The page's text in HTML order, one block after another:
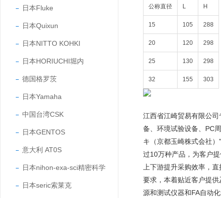
日本Fluke
日本Quixun
日本NITTO KOHKI
日本HORIUCHI堀内
德国格罗茨
日本Yamaha
中国台湾CSK
日本GENTOS
意大利 AT0S
日本nihon-exa-sci精密科学
日本seric索莱克
公称直径 L H
15 105 288
20 120 298
25 130 298
32 155 303
江西省江崎贸易有限公
备、环境试验设备、PC
キ（京都玉崎株式会社
过10万种产品，为客户
上下游提升采购效率，
要求，本着贴近客户提
源和测试仪器和FA自动